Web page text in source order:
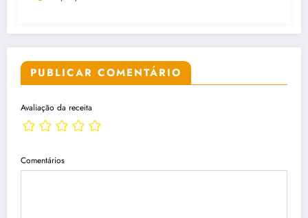
PUBLICAR COMENTÁRIO
Avaliação da receita
Comentários